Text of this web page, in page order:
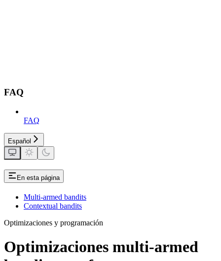
FAQ
FAQ
Español
En esta página
Multi-armed bandits
Contextual bandits
Optimizaciones y programación
Optimizaciones multi-armed